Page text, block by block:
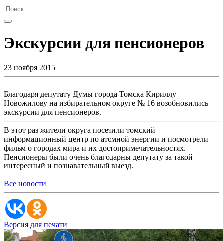
Экскурсии для пенсионеров
23 ноября 2015
Благодаря депутату Думы города Томска Кириллу
Новожилову на избирательном округе № 16 возобновились
экскурсии для пенсионеров.
В этот раз жители округа посетили томский
информационный центр по атомной энергии и посмотрели
фильм о городах мира и их достопримечательностях.
Пенсионеры были очень благодарны депутату за такой
интересный и познавательный выезд.
Все новости
Версия для печати